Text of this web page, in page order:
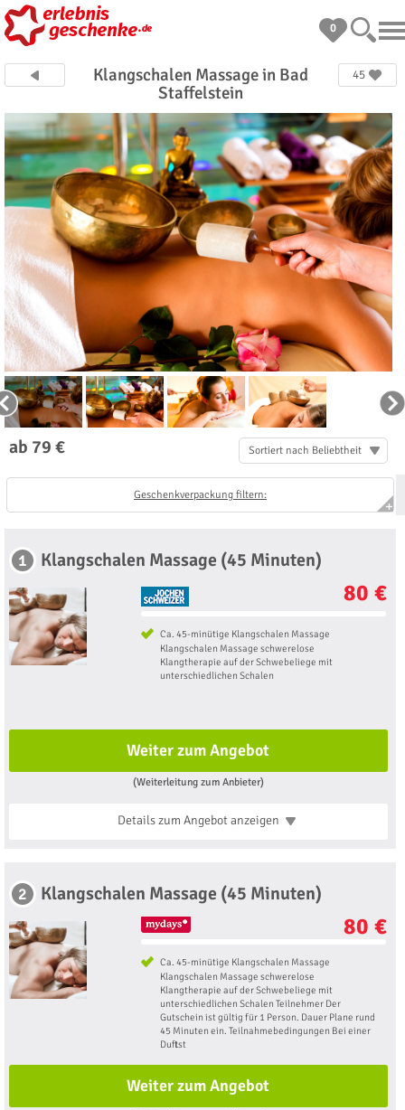
0
Klangschalen Massage in Bad
Staffelstein
45
ab 79 € Sortiert nach Beliebtheit
Geschenkverpackung filtern:
1 Klangschalen Massage (45 Minuten)
80 €
Ca. 45-minütige Klangschalen Massage
Klangschalen Massage schwerelose
Klangtherapie auf der Schwebeliege mit
unterschiedlichen Schalen
Weiter zum Angebot
(Weiterleitung zum Anbieter)
Details zum Angebotanzeigen
2 Klangschalen Massage (45 Minuten)
80 €
Ca. 45-minütige Klangschalen Massage
Klangschalen Massage schwerelose
Klangtherapie auf der Schwebeliege mit
unterschiedlichen Schalen Teilnehmer Der
Gutschein ist gültig für 1 Person. Dauer Plane rund
45 Minuten ein. Teilnahmebedingungen Bei einer
Duftst
Weiter zum Angebot